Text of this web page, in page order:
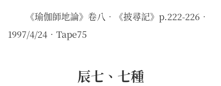
《瑜伽師地論》卷八．《披尋記》p.222-226．
1997/4/24‧Tape75
辰七、七種